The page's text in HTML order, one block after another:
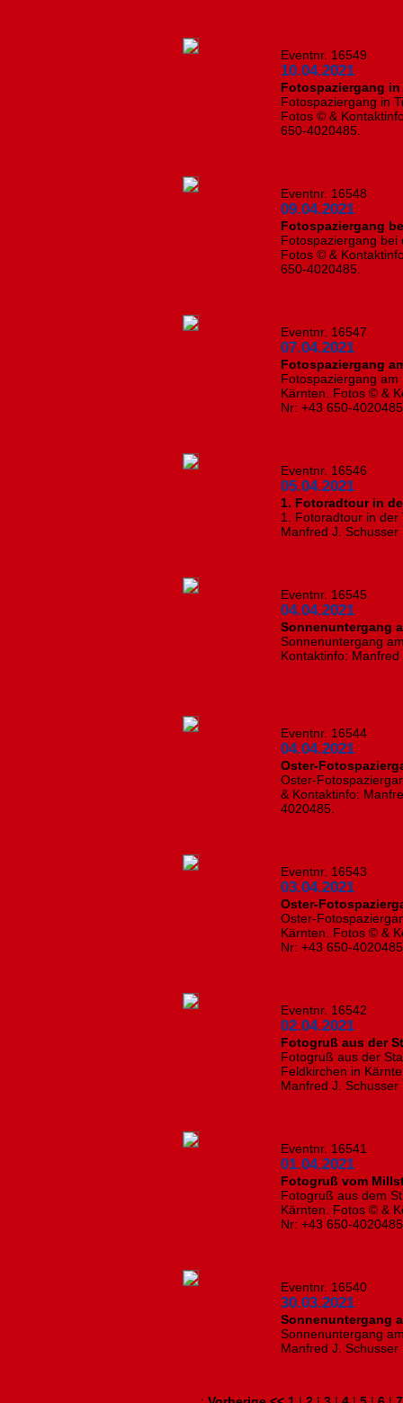
Eventnr. 16549
10.04.2021
Fotospaziergang
Fotospaziergang in
Fotos © &
650-4020485.
Eventnr. 16548
09.04.2021
Fotospaziergang
Fotospaziergang bei
Fotos © &
650-4020485.
Eventnr. 16547
07.04.2021
Fotospaziergang
Fotospaziergang
Kärnten. Fotos © &
Nr: +43 650-
Eventnr. 16546
05.04.2021
1. Fotoradtour in
1. Fotoradtour in
Manfred J.
Eventnr. 16545
04.04.2021
Sonnenuntergang
Sonnenuntergang
Kontaktinfo:
Eventnr. 16544
04.04.2021
Oster-
Oster-
& Kontaktinfo:
4020485.
Eventnr. 16543
03.04.2021
Oster-
Oster-
Kärnten. Fotos © &
Nr: +43 650-
Eventnr. 16542
02.04.2021
Fotogruß aus der
Fotogruß aus der
Feldkirchen in
Manfred J.
Eventnr. 16541
01.04.2021
Fotogruß vom
Fotogruß aus dem
Kärnten. Fotos © &
Nr: +43 650-
Eventnr. 16540
30.03.2021
Sonnenuntergang
Sonnenuntergang
Manfred J.